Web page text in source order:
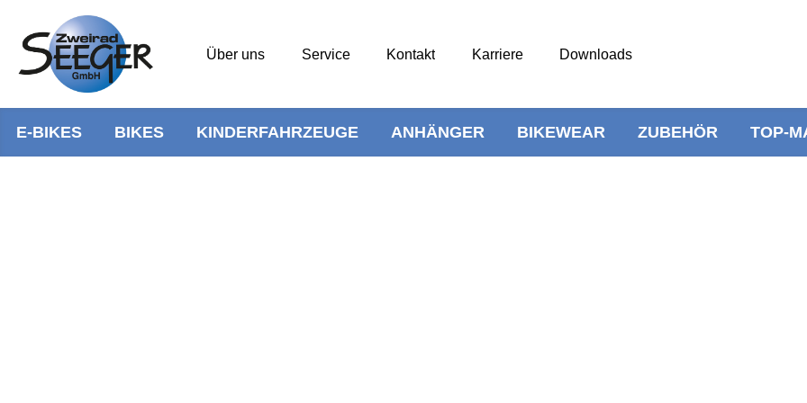
Über uns Service Kontakt Karriere Downloads
E-BIKES BIKES KINDERFAHRZEUGE ANHÄNGER BIKEWEAR ZUBEHÖR TOP-